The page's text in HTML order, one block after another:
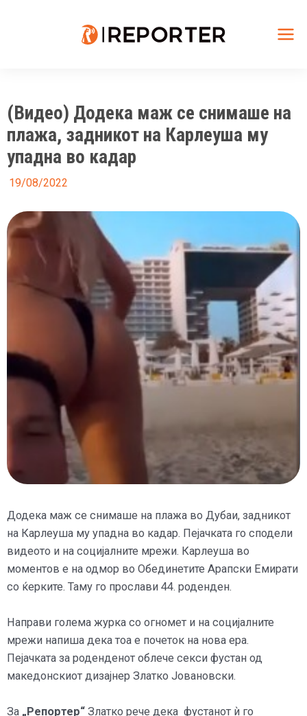
(Видео) Додека маж се снимаше на
плажа, задникот на Карлеуша му
упадна во кадар
19/08/2022
Додека маж се снимаше на плажа во Дубаи, задникот
на Карлеуша му упадна во кадар. Пејачката го сподели
видеото и на социјалните мрежи. Карлеуша во
моментов е на одмор во Обединетите Арапски Емирати
со ќерките. Таму го прослави 44. роденден.
Направи голема журка со огномет и на социјалните
мрежи напиша дека тоа е почеток на нова ера.
Пејачката за роденденот облече секси фустан од
македонскиот дизајнер Златко Јовановски.
За „Репортер“ Златко рече дека фустанот ѝ го